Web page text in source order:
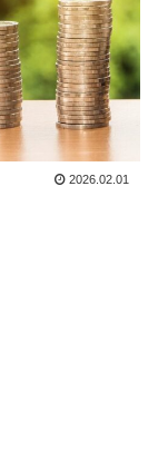
2026.02.01